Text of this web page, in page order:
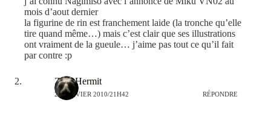
mois d’aout dernier
la figurine de rin est franchement laide (la tronche qu’elle
tire quand même…) mais c’est clair que ses illustrations
ont vraiment de la gueule… j’aime pas tout ce qu’il fait
par contre :p
Zero Hermit
26 JANVIER 2010/21H42 RÉPONDRE